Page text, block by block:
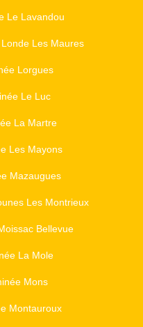
Le Lavandou
Les Maures
Lorgues
Le Luc
La Martre
Les Mayons
Mazaugues
Les Montrieux
Bellevue
La Mole
Mons
Montauroux